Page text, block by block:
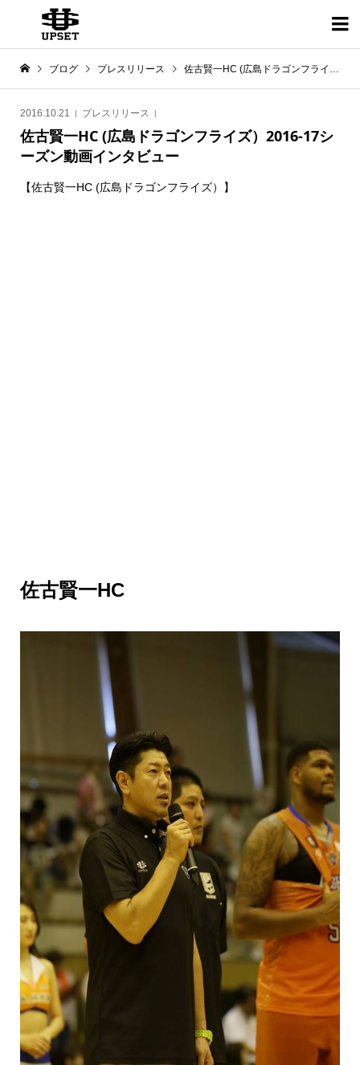

ブログ プレスリリース 佐古賢一HC (広島ドラゴンフライズ）2016-17シーズン動画インタビュー
2016.10.21 プレスリリース
佐古賢一HC (広島ドラゴンフライズ）2016-17シ
ーズン動画インタビュー
【佐古賢一HC (広島ドラゴンフライズ）】
佐古賢一HC